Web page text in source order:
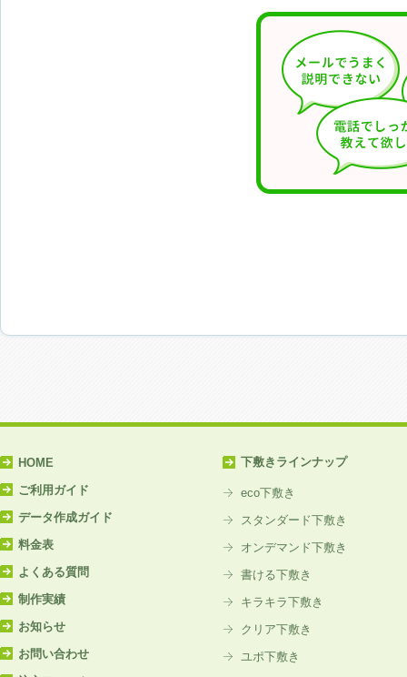
HOME
ご利用ガイド
データ作成ガイド
料金表
よくある質問
制作実績
お知らせ
お問い合わせ
下敷きラインナップ
eco下敷き
スタンダード下敷き
オンデマンド下敷き
書ける下敷き
キラキラ下敷き
クリア下敷き
ユポ下敷き